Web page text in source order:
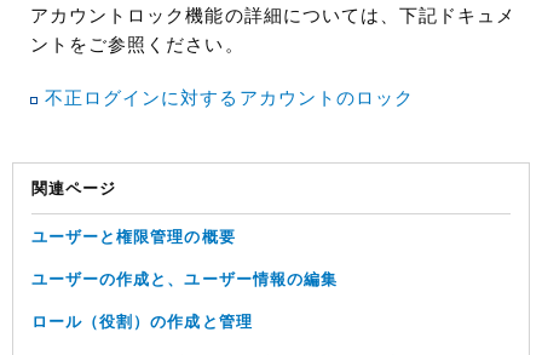
アカウントロック機能の詳細については、下記ドキュメ
ントをご参照ください。
不正ログインに対するアカウントのロック
関連ページ
ユーザーと権限管理の概要
ユーザーの作成と、ユーザー情報の編集
ロール（役割）の作成と管理